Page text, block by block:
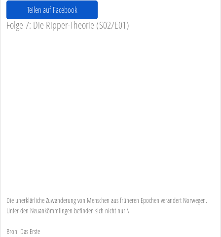
Teilen auf Facebook
Folge 7: Die Ripper-Theorie (S02/E01)
Die unerklärliche Zuwanderung von Menschen aus früheren Epochen verändert Norwegen.
Unter den Neuankömmlingen befinden sich nicht nur \
Bron: Das Erste